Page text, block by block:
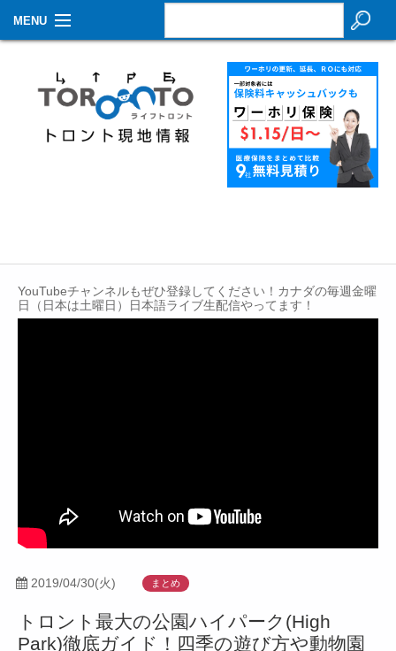
MENU
生活情報
その他
Contact
YouTubeチャンネルもぜひ登録してください！カナダの毎週金曜
日（日本は土曜日）日本語ライブ生配信やってます！
2019/04/30(火) まとめ
トロント最大の公園ハイパーク(High
Park)徹底ガイド！四季の遊び方や動物園